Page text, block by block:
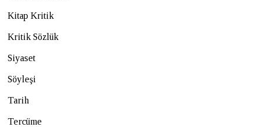
Kitap Kritik
Kritik Sözlük
Siyaset
Söyleşi
Tarih
Tercüme